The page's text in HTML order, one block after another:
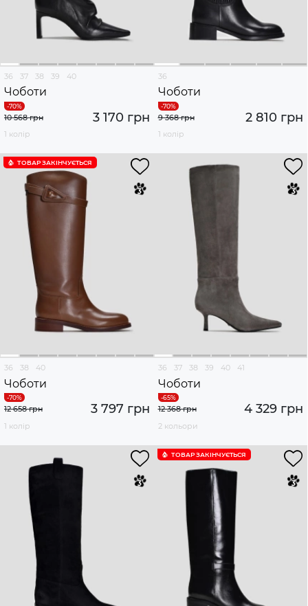
36 37 38 39 40
Чоботи
3 170 грн
10 568 грн
1 колір
36
Чоботи
2 810 грн
9 368 грн
1 колір
ТОВАР ЗАКІНЧУЄTЬСЯ
36 38 40
Чоботи
3 797 грн
12 658 грн
1 колір
36 37 38 39 40 41
Чоботи
4 329 грн
12 368 грн
2 кольори
ТОВАР ЗАКІНЧУЄTЬСЯ